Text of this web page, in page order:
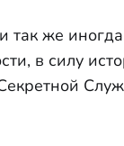
так же
в силу